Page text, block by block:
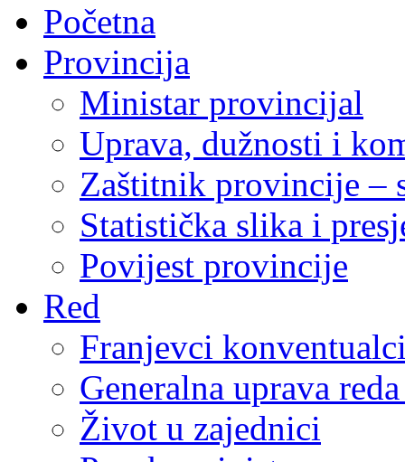
Početna
Provincija
Ministar provincijal
Uprava, dužnosti i
Zaštitnik provincije –
Statistička slika i
Povijest provincije
Red
Franjevci
Generalna uprava
Život u zajednici